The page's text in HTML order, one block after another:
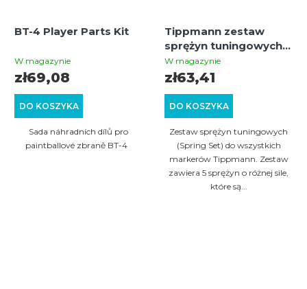
BT-4 Player Parts Kit
W magazynie
DO KOSZYKA
zł69,08
Sada náhradních dílů pro
paintballové zbraně BT-4
Tippmann zestaw
sprężyn tuningowych
(5 szt.)
W magazynie
DO KOSZYKA
zł63,41
Zestaw sprężyn tuningowych
(Spring Set) do wszystkich
markerów Tippmann. Zestaw
zawiera 5 sprężyn o różnej sile,
które są...